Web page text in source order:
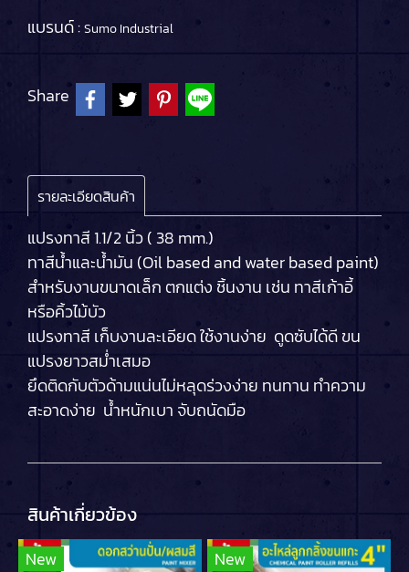
แบรนด์ :Sumo Industrial
Share
รายละเอียดสินค้า
แปรงทาสี 1.1/2 นิ้ว ( 38 mm.)
ทาสีน้ำและน้ำมัน (Oil based and water based paint)
สำหรับงานขนาดเล็ก ตกแต่ง ชิ้นงาน เช่น ทาสีเก้าอี้
หรือคิ้วไม้บัว
แปรงทาสี เก็บงานละเอียด ใช้งานง่าย ดูดซับได้ดี ขน
แปรงยาวสม่ำเสมอ
ยึดติดกับตัวด้ามแน่นไม่หลุดร่วงง่าย ทนทาน ทำความ
สะอาดง่าย น้ำหนักเบา จับถนัดมือ
สินค้าเกี่ยวข้อง
New New